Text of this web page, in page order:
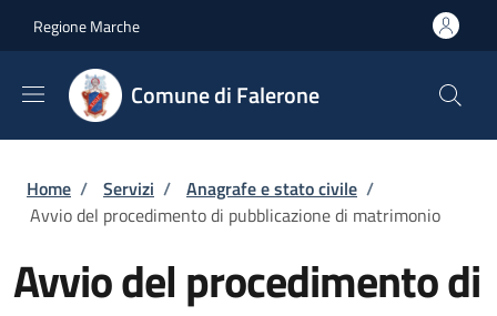
Regione Marche
Comune di Falerone
Briciole di pane
Home / Servizi / Anagrafe e stato civile /
Avvio del procedimento di pubblicazione di matrimonio
Avvio del procedimento di